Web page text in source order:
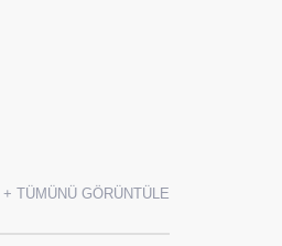
+ TÜMÜNÜ GÖRÜNTÜLE